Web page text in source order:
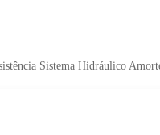
Sistema Hidráulico